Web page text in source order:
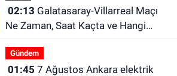
02:13
Ne Zaman, Saat Kaçta ve Hangi
Kanalda? Galatasaray hazırlık maçı
ne zaman?
Gündem
01:45